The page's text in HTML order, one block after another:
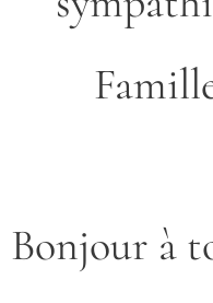
Bonjour à